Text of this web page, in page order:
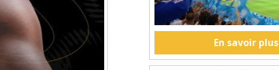
En savoir plus